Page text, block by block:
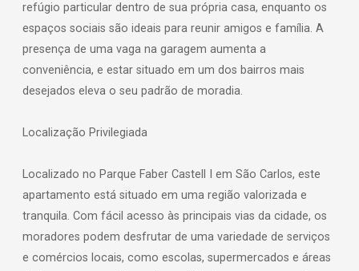
refúgio particular dentro de sua própria casa, enquanto os
espaços sociais são ideais para reunir amigos e família. A
presença de uma vaga na garagem aumenta a
conveniência, e estar situado em um dos bairros mais
desejados eleva o seu padrão de moradia.
Localização Privilegiada
Localizado no Parque Faber Castell I em São Carlos, este
apartamento está situado em uma região valorizada e
tranquila. Com fácil acesso às principais vias da cidade, os
moradores podem desfrutar de uma variedade de serviços
e comércios locais, como escolas, supermercados e áreas